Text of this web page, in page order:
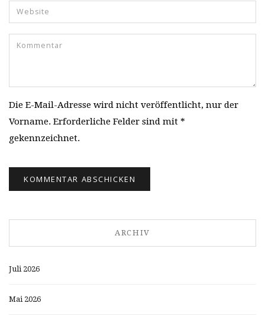
Die E-Mail-Adresse wird nicht veröffentlicht, nur der
Vorname. Erforderliche Felder sind mit *
gekennzeichnet.
ARCHIV
Juli 2026
Mai 2026